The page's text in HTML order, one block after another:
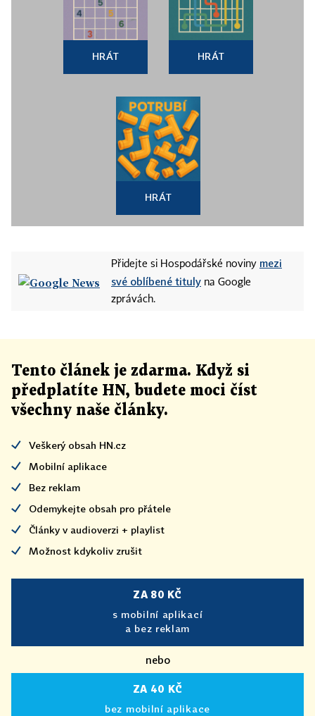
HRÁT HRÁT
HRÁT
Přidejte si Hospodářské noviny mezi
své oblíbené tituly na Google
zprávách.
Tento článek je zdarma. Když si
předplatíte HN, budete moci číst
všechny naše články.
Veškerý obsah HN.cz
Mobilní aplikace
Bez reklam
Odemykejte obsah pro přátele
Články v audioverzi + playlist
Možnost kdykoliv zrušit
ZA 80 KČ
s mobilní aplikací
a bez reklam
nebo
ZA 40 KČ
bez mobilní aplikace